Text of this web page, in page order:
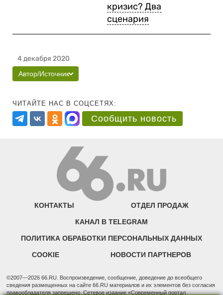
кризис? Два
сценария
4 декабря 2020
Автор/Источник
ЧИТАЙТЕ НАС В СОЦСЕТЯХ:
Сообщить новость
КОНТАКТЫ ОТДЕЛ ПРОДАЖ
КАНАЛ В TELEGRAM
ПОЛИТИКА ОБРАБОТКИ ПЕРСОНАЛЬНЫХ ДАННЫХ
COOKIE НОВОСТИ ПАРТНЕРОВ
©2007—2026 66.RU. Воспроизведение, сообщение, доведение до всеобщего
сведения размещенных на сайте 66.RU материалов и их элементов без согласия
правообладателя запрещено. Сетевое издание «Современный портал